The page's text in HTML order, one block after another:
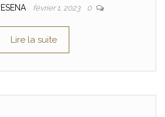
février 1, 2023 0
Lire la suite